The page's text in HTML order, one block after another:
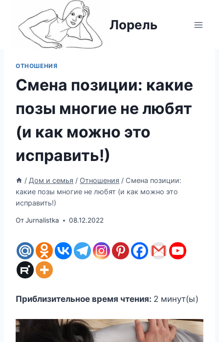
содержимому
Лорель
ОТНОШЕНИЯ
Смена позиции: какие
позы многие не любят
(и как можно это
исправить!)
/ Дом и семья / Отношения / Смена позиции:
какие позы многие не любят (и как можно это
исправить!)
ОтJurnalistka 08.12.2022
Приблизительное время чтения: 2 минут(ы)